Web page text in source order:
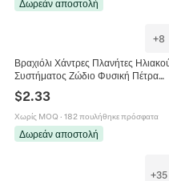
Δωρεάν αποστολή
+8
Βραχιόλι Χάντρες Πλανήτες
Συστήματος Ζώδιο Φυσική Πέτρα
Λάβα Μπλε Ψαμμίτης Κόσμημα
Unisex
$2.33
Χωρίς MOQ · 182 πουλήθηκε πρόσφατα
Δωρεάν αποστολή
+35